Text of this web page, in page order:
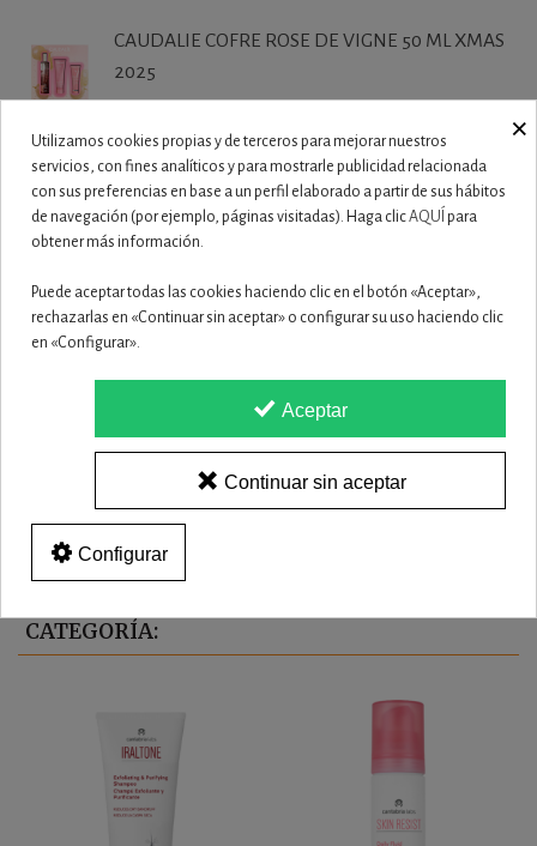
CAUDALIE COFRE ROSE DE VIGNE 50 ML XMAS
2025
CAUDALIE VINOHYDRA COFRE CREMA
HIDRATACION 60...
19,90 €
CAUDALIE VINOCLEAN DUO SET XMAS 2025
19,50 €
ISDIN ISDINCEUTICS ESSENTIAL PUR 150
CATEGORÍA:
×
Utilizamos cookies propias y de terceros para mejorar nuestros
servicios, con fines analíticos y para mostrarle publicidad relacionada
con sus preferencias en base a un perfil elaborado a partir de sus hábitos
de navegación (por ejemplo, páginas visitadas). Haga clicAQUÍ para
obtener más información.
Puede aceptar todas las cookies haciendo clic en el botón «Aceptar»,
rechazarlas en «Continuar sin aceptar» o configurar su uso haciendo clic
en «Configurar».
Aceptar
Continuar sin aceptar
Configurar